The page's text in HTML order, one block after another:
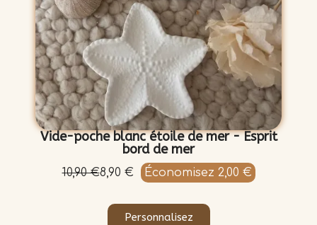
Vide-poche blanc étoile de mer - Esprit
bord de mer
10,90 €8,90 € Économisez 2,00 €
Personnalisez